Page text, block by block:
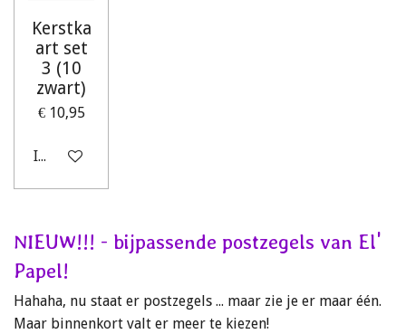
Kerstka
art set
3 (10
zwart)
€ 10,95
In winkelwagen
NIEUW!!! - bijpassende postzegels van El'
Papel!
Hahaha, nu staat er postzegels ... maar zie je er maar één.
Maar binnenkort valt er meer te kiezen!